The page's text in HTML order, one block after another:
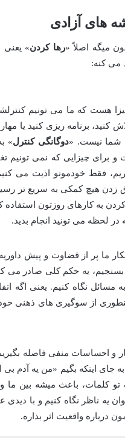
های آزادی
میگه اصلاً «رها کردن» یعنی
می کنه:
هست که ما می تونیم
برنامه ریزی کنید یا
شما نیست. «دوگانگی کنترل»
چیزایی که نمی تونیم
فقط خودمونو اذیت می
زدن هیچ کمکی به سریع تر
به کارهای روزتون استفاده
در لحظه می تونید انجام بدید.
ما پر از قضاوت و پیش
یه حکم کلی صادر می
نگاه کنیم. یعنی اگه
از سوگیری های ذهنی
و احساسات منفی فاصله
جای اینکه بگیم «من یه آدم
تو کلمات، باعث میشه بین ما
یه ناظر نگاه کنیم و با
واقعیت اثر بذاره.